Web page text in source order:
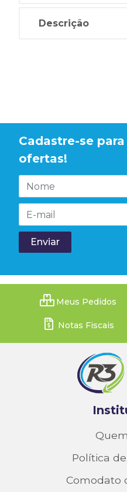
Descrição
Cadastre-se
ofertas!
Meus Pedidos
Notas Fiscais
Política
Comodato